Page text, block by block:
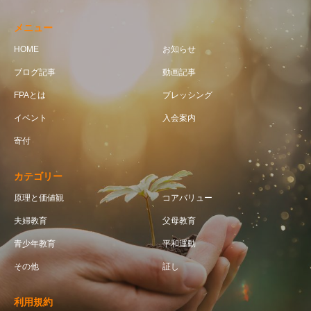
メニュー
HOME お知らせ
ブログ記事 動画記事
FPAとは ブレッシング
イベント 入会案内
寄付
カテゴリー
原理と価値観 コアバリュー
夫婦教育 父母教育
青少年教育 平和運動
その他 証し
利用規約